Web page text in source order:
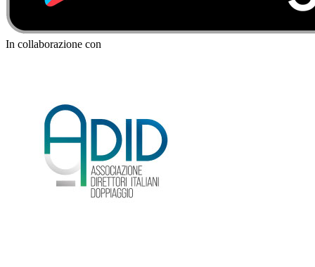
In collaborazione con